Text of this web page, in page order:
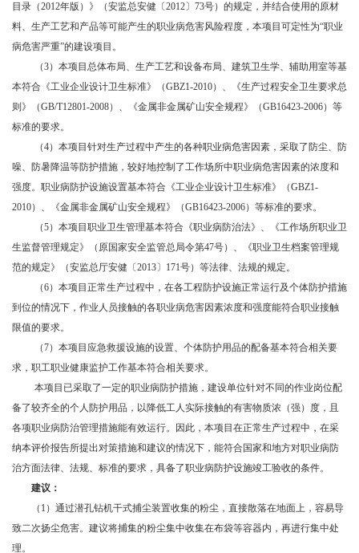
目录（2012年版）》（安监总安健〔2012〕73号）的规定，并结合使用的原材
料、生产工艺和产品等可能产生的职业病危害风险程度，本项目可定性为“职业
病危害严重”的建设项目。
（3）本项目总体布局、生产工艺和设备布局、建筑卫生学、辅助用室等基
本符合《工业企业设计卫生标准》（GBZ1-2010）、《生产过程安全卫生要求总
则》（GB/T12801-2008）、《金属非金属矿山安全规程》（GB16423-2006）等
标准的要求。
（4）本项目针对生产过程中产生的各种职业病危害因素，采取了防尘、防
噪、防暑降温等防护措施，较好地控制了工作场所中职业病危害因素的浓度和
强度。职业病防护设施设置基本符合《工业企业设计卫生标准》（GBZ1-
2010）、《金属非金属矿山安全规程》（GB16423-2006）等标准的要求。
（5）本项目职业卫生管理基本符合《职业病防治法》、《工作场所职业卫
生监督管理规定》（原国家安全监管总局令第47号）、《职业卫生档案管理规
范的规定》（安监总厅安健〔2013〕171号）等法律、法规的规定。
（6）本项目正常生产过程中，在各工程防护设施正常运行及个体防护措施
到位的情况下，作业人员接触的各职业病危害因素浓度和强度能符合职业接触
限值的要求。
（7）本项目应急救援设施的设置、个体防护用品的配备基本符合相关要
求，职工职业健康监护工作基本符合相关要求。
本项目已采取了一定的职业病防护措施，建设单位针对不同的作业岗位配
备了较齐全的个人防护用品，以降低工人实际接触的有害物质浓（强）度，且
各项职业病防治管理措施能有效运行。因此，本项目在正常生产过程中，在采
纳本评价报告所提出对策措施和建议的情况下，能符合国家和地方对职业病防
治方面法律、法规、标准的要求，具备了职业病防护设施竣工验收的条件。
建议：
（ 1）通过潜孔钻机干式捕尘装置收集的粉尘，直接散落在地面上，容易导
致二次扬尘危害。建议将捕集的粉尘集中收集在布袋等容器内，再进行集中处
理。